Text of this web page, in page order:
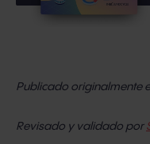
Publicado originalmente
Revisado y validado por